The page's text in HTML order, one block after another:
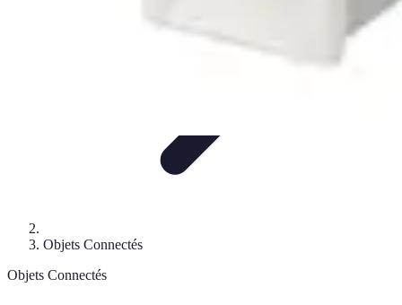
Objets Connectés
Objets Connectés